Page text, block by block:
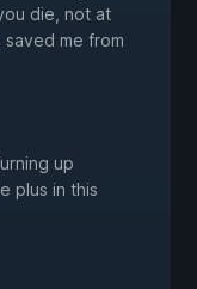
die, not at
me from
up
plus in this